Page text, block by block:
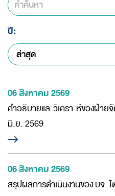
ข้อมูลผู้ถือหุ้น
การกำกับดูแลกิจการ
การพัฒนาอย่างยั่งยืน
ห้องข่าว
สอบถามข้อมูล
ปี:
ล่าสุด
06 สิงหาคม 2569
คำอธิบายและวิเคราะห์ของฝ่า
มิ.ย. 2569
06 สิงหาคม 2569
สรุปผลการดำเนินงานของ บจ.